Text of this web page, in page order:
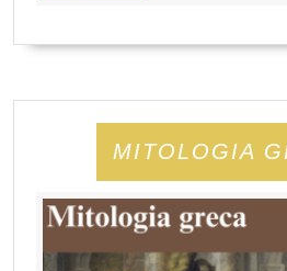
MITOLOGIA